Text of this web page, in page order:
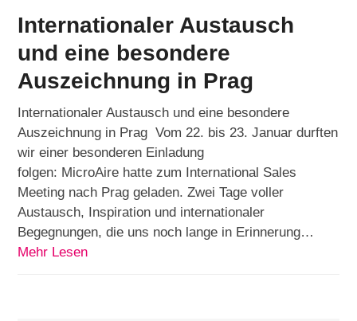
Internationaler Austausch
und eine besondere
Auszeichnung in Prag
Internationaler Austausch und eine besondere
Auszeichnung in Prag Vom 22. bis 23. Januar durften
wir einer besonderen Einladung
folgen: MicroAire hatte zum International Sales
Meeting nach Prag geladen. Zwei Tage voller
Austausch, Inspiration und internationaler
Begegnungen, die uns noch lange in Erinnerung…
Mehr Lesen